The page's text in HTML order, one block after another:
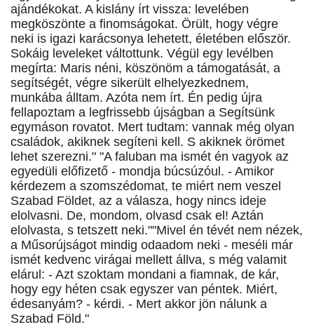
ajándékokat. A kislány írt vissza: levelében
megköszönte a finomságokat. Örült, hogy végre
neki is igazi karácsonya lehetett, életében először.
Sokáig leveleket váltottunk. Végül egy levélben
megírta: Maris néni, köszönöm a támogatását, a
segítségét, végre sikerült elhelyezkednem,
munkába álltam. Azóta nem írt. Én pedig újra
fellapoztam a legfrissebb újságban a Segítsünk
egymáson rovatot. Mert tudtam: vannak még olyan
családok, akiknek segíteni kell. S akiknek örömet
lehet szerezni." "A faluban ma ismét én vagyok az
egyedüli előfizető - mondja búcsúzóul. - Amikor
kérdezem a szomszédomat, te miért nem veszel
Szabad Földet, az a válasza, hogy nincs ideje
elolvasni. De, mondom, olvasd csak el! Aztán
elolvasta, s tetszett neki.""Mivel én tévét nem nézek,
a Műsorújságot mindig odaadom neki - meséli már
ismét kedvenc virágai mellett állva, s még valamit
elárul: - Azt szoktam mondani a fiamnak, de kár,
hogy egy héten csak egyszer van péntek. Miért,
édesanyám? - kérdi. - Mert akkor jön nálunk a
Szabad Föld."